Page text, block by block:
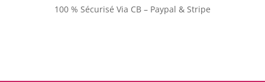
100 % Sécurisé Via CB – Paypal & Stripe